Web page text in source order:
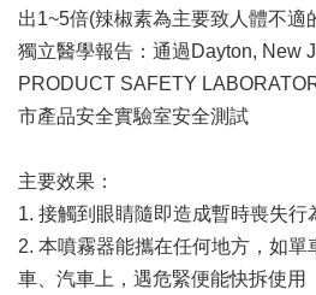
出1~5倍(辣椒素為主要致人體不適
獨立醫學報告：通過Dayton, New
PRODUCT SAFETY
市產品安全實驗室安全測試
主要效果：
1. 接觸到眼睛隨即造成暫時喪失行
2. 本噴霧器能攜在任何地方，如
車、汽車上，遇危緊便能快拆使用